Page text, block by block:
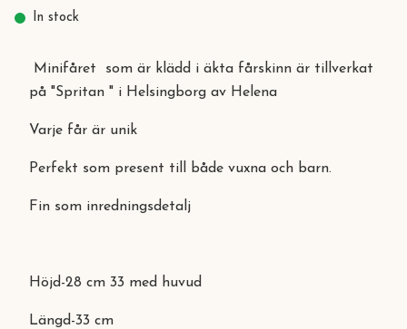
In stock
Minifåret som är klädd i äkta fårskinn är tillverkat
på "Spritan " i Helsingborg av Helena
Varje får är unik
Perfekt som present till både vuxna och barn.
Fin som inredningsdetalj
Höjd-28 cm 33 med huvud
Längd-33 cm